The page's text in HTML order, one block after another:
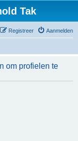
Tak
Aanmelden
Registreer
om profielen te